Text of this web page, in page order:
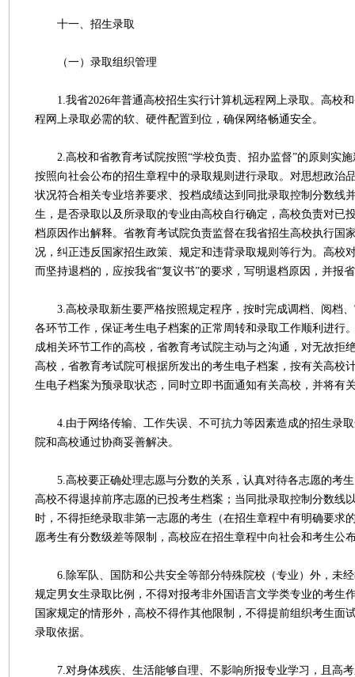
十一、招生录取
（一）录取组织管理
1.我省2026年普通高校招生实行计算机远程网上录取。高校
程网上录取必需的软、硬件配置到位，确保网络畅通安全。
2.高校和省教育考试院按照“学校负责、招办监督”的原则实施
按照向社会公布的招生章程中的录取规则进行录取。对思想政治
状况符合相关专业培养要求、投档成绩达到同批录取控制分数线
生，是否录取以及所录取的专业由高校自行确定，高校负责对已
档原因作出解释。省教育考试院负责监督在我省招生高校执行国
况，纠正违反国家招生政策、规定和违背录取规则等行为。高校
而坚持退档的，应按我省“复议书”的要求，写明退档原因，并报
3.高校录取新生要严格按照规定程序，按时完成调档、阅档、
各环节工作，保证考生电子档案的正常周转和录取工作顺利进行
成相关环节工作的高校，省教育考试院主动与之沟通，对无故拒
高校，省教育考试院可根据所发出的考生电子档案，按有关高校
生电子档案为预录取状态，同时立即书面通知有关高校，并将有
4.由于网络传输、工作失误、不可抗力等因素造成的招生录取
院和高校通过协商妥善解决。
5.高校要正确处理志愿与分数的关系，认真对待各志愿的考生
高校不得退掉前序志愿的已投考生档案；当同批录取控制分数线
时，不得拒绝录取非第一志愿的考生（在招生章程中有明确要求
愿考生有分数级差等限制，高校应在招生章程中向社会和考生公
6.除军队、国防和公共安全等部分特殊院校（专业）外，未经
规定男女生录取比例，不得对报考非外国语言文学类专业的考生
国家规定的情形外，高校不得作其他限制，不得提前组织考生面
录取依据。
7.对身体残疾、生活能够自理、不影响所报专业学习，且高考